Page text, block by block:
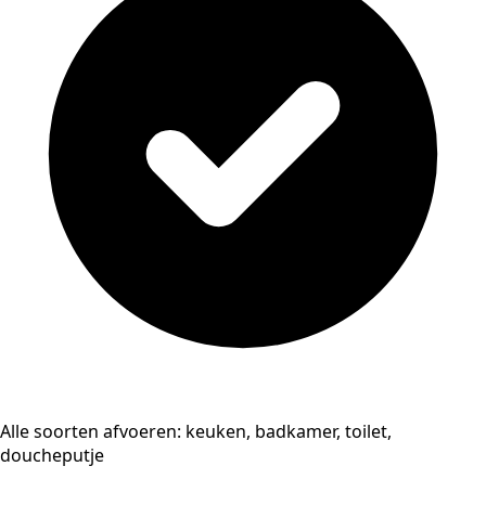
Alle soorten afvoeren: keuken, badkamer, toilet,
doucheputje